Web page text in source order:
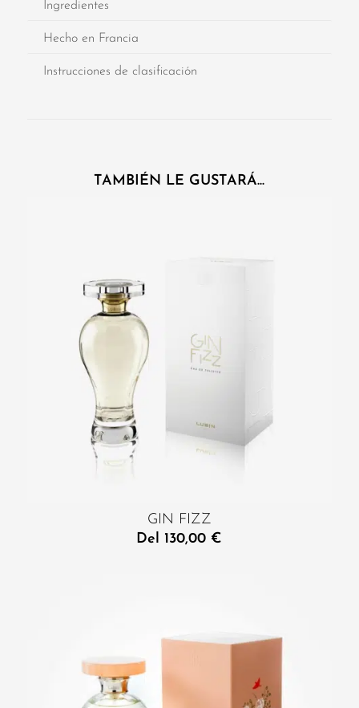
Ingredientes
Hecho en Francia
Instrucciones de clasificación
TAMBIÉN LE GUSTARÁ...
GIN FIZZ
Del 130,00 €